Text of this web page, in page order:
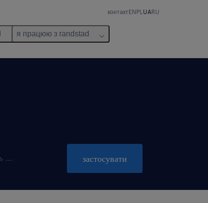
контактENPL UARU
я працюю з randstad
пропозиція діє до 31 жовтень 2026 застосувати